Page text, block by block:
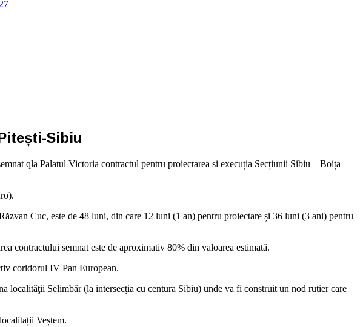
Sibiu
qla Palatul Victoria contractul pentru proiectarea si execuția Secțiunii Sibiu – Boița
Cuc, este de 48 luni, din care 12 luni (1 an) pentru proiectare și 36 luni (3 ani) pentru
contractului semnat este de aproximativ 80% din valoarea estimată.
coridorul IV Pan European.
localităţii Selimbăr (la intersecţia cu centura Sibiu) unde va fi construit un nod rutier care
Veștem.